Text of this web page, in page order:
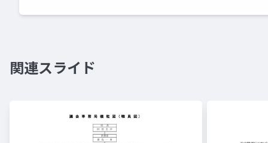
関連スライド